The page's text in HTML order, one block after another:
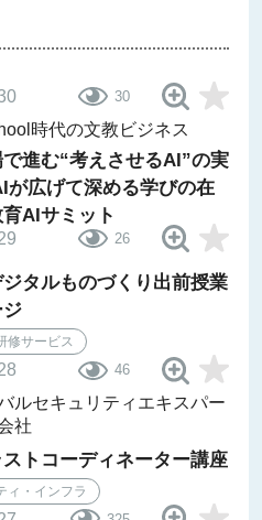
30
時代の文教ビジネス
進む“考えさせるAI”の実
が広げて深める学びの在
AIサミット
26
修サービス
タルものづくり出前授業
46
ルセキュリティエキスパー
社
ィ・インフラ
トコーディネーター講座